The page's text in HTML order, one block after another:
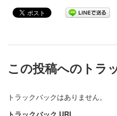
この投稿へのトラ
トラックバックはありません。
トラックバック URL